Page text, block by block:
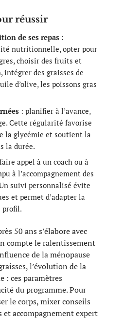
réussir
de ses repas :
nutritionnelle, opter pour
choisir des fruits et
intégrer des graisses de
d’olive, les poissons gras
: planifier à l’avance,
Cette régularité favorise
la glycémie et soutient la
la durée.
appel à un coach ou à
à l’accompagnement des
suivi personnalisé évite
et permet d’adapter la
profil.
50 ans s’élabore avec
compte le ralentissement
de la ménopause
l’évolution de la
: ces paramètres
du programme. Pour
le corps, mixer conseils
accompagnement expert